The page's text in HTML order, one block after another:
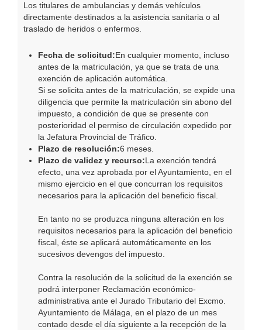
Los titulares de ambulancias y demás vehículos
directamente destinados a la asistencia sanitaria o al
traslado de heridos o enfermos.
Fecha de solicitud:En cualquier momento, incluso
antes de la matriculación, ya que se trata de una
exención de aplicación automática.
Si se solicita antes de la matriculación, se expide una
diligencia que permite la matriculación sin abono del
impuesto, a condición de que se presente con
posterioridad el permiso de circulación expedido por
la Jefatura Provincial de Tráfico.
Plazo de resolución:6 meses.
Plazo de validez y recurso:La exención tendrá
efecto, una vez aprobada por el Ayuntamiento, en el
mismo ejercicio en el que concurran los requisitos
necesarios para la aplicación del beneficio fiscal.
En tanto no se produzca ninguna alteración en los
requisitos necesarios para la aplicación del beneficio
fiscal, éste se aplicará automáticamente en los
sucesivos devengos del impuesto.
Contra la resolución de la solicitud de la exención se
podrá interponer Reclamación económico-
administrativa ante el Jurado Tributario del Excmo.
Ayuntamiento de Málaga, en el plazo de un mes
contado desde el día siguiente a la recepción de la